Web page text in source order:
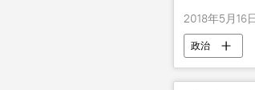
2018年5月16
政治